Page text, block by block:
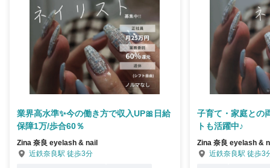
業界高水準✨今の働き方で収入UP🎀日給
保障1万/歩合60％
Zina 奈良 eyelash & nail
近鉄奈良駅 徒歩3分
子育て・家庭との
トも活躍中♪
Zina 奈良 eyelash &
近鉄奈良駅 徒歩3